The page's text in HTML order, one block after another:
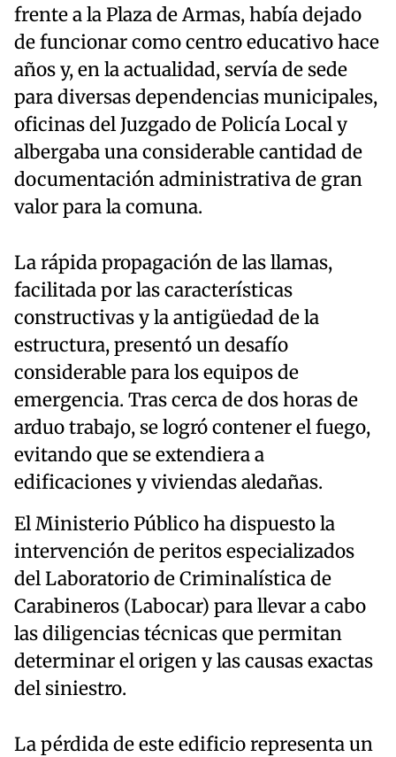
frente a la Plaza de Armas, había dejado
de funcionar como centro educativo hace
años y, en la actualidad, servía de sede
para diversas dependencias municipales,
oficinas del Juzgado de Policía Local y
albergaba una considerable cantidad de
documentación administrativa de gran
valor para la comuna.
La rápida propagación de las llamas,
facilitada por las características
constructivas y la antigüedad de la
estructura, presentó un desafío
considerable para los equipos de
emergencia. Tras cerca de dos horas de
arduo trabajo, se logró contener el fuego,
evitando que se extendiera a
edificaciones y viviendas aledañas.
El Ministerio Público ha dispuesto la
intervención de peritos especializados
del Laboratorio de Criminalística de
Carabineros (Labocar) para llevar a cabo
las diligencias técnicas que permitan
determinar el origen y las causas exactas
del siniestro.
La pérdida de este edificio representa un